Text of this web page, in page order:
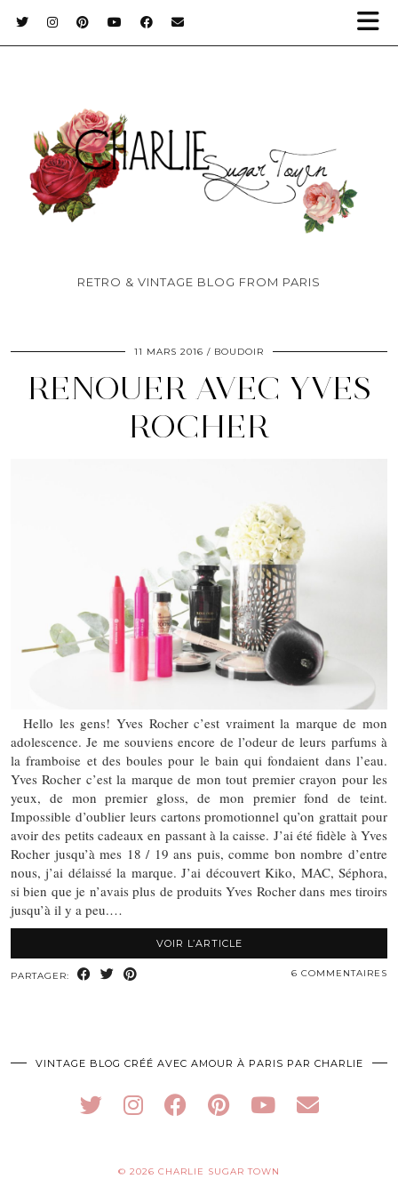
RETRO & VINTAGE BLOG FROM PARIS
11 MARS 2016 BOUDOIR
RENOUER AVEC YVES
ROCHER
Hello les gens! Yves Rocher c’est vraiment la marque de mon
adolescence. Je me souviens encore de l’odeur de leurs parfums à
la framboise et des boules pour le bain qui fondaient dans l’eau.
Yves Rocher c’est la marque de mon tout premier crayon pour les
yeux, de mon premier gloss, de mon premier fond de teint.
Impossible d’oublier leurs cartons promotionnel qu’on grattait pour
avoir des petits cadeaux en passant à la caisse. J’ai été fidèle à Yves
Rocher jusqu’à mes 18 / 19 ans puis, comme bon nombre d’entre
nous, j’ai délaissé la marque. J’ai découvert Kiko, MAC, Séphora,
si bien que je n’avais plus de produits Yves Rocher dans mes tiroirs
jusqu’à il y a peu.…
VOIR L’ARTICLE
PARTAGER: 6 COMMENTAIRES
VINTAGE BLOG CRÉÉ AVEC AMOUR À PARIS PAR CHARLIE
© 2026 CHARLIE SUGAR TOWN